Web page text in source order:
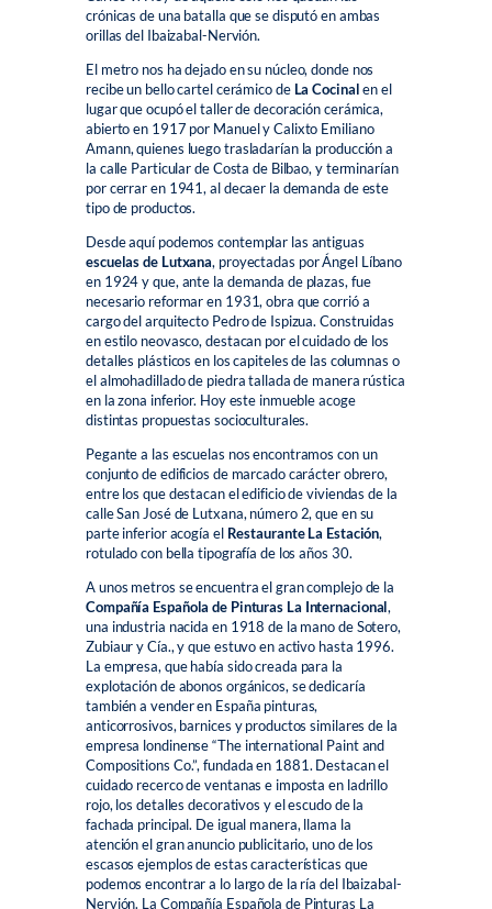
crónicas de una batalla que se disputó en ambas
orillas del Ibaizabal-Nervión.
El metro nos ha dejado en su núcleo, donde nos
recibe un bello cartel cerámico de La Cocinalen el
lugar que ocupó el taller de decoración cerámica,
abierto en 1917 por Manuel y Calixto Emiliano
Amann, quienes luego trasladarían la producción a
la calle Particular de Costa de Bilbao, y terminarían
por cerrar en 1941, al decaer la demanda de este
tipo de productos.
Desde aquí podemos contemplar las antiguas
escuelas de Lutxana, proyectadas por Ángel Líbano
en 1924 y que, ante la demanda de plazas, fue
necesario reformar en 1931, obra que corrió a
cargo del arquitecto Pedro de Ispizua. Construidas
en estilo neovasco, destacan por el cuidado de los
detalles plásticos en los capiteles de las columnas o
el almohadillado de piedra tallada de manera rústica
en la zona inferior. Hoy este inmueble acoge
distintas propuestas socioculturales.
Pegante a las escuelas nos encontramos con un
conjunto de edificios de marcado carácter obrero,
entre los que destacan el edificio de viviendas de la
calle San José de Lutxana, número 2, que en su
parte inferior acogía el Restaurante La Estación,
rotulado con bella tipografía de los años 30.
A unos metros se encuentra el gran complejo de la
Compañía Española de Pinturas La Internacional,
una industria nacida en 1918 de la mano de Sotero,
Zubiaur y Cía., y que estuvo en activo hasta 1996.
La empresa, que había sido creada para la
explotación de abonos orgánicos, se dedicaría
también a vender en España pinturas,
anticorrosivos, barnices y productos similares de la
empresa londinense “The international Paint and
Compositions Co.”, fundada en 1881. Destacan el
cuidado recerco de ventanas e imposta en ladrillo
rojo, los detalles decorativos y el escudo de la
fachada principal. De igual manera, llama la
atención el gran anuncio publicitario, uno de los
escasos ejemplos de estas características que
podemos encontrar a lo largo de la ría del Ibaizabal-
Nervión. La Compañía Española de Pinturas La